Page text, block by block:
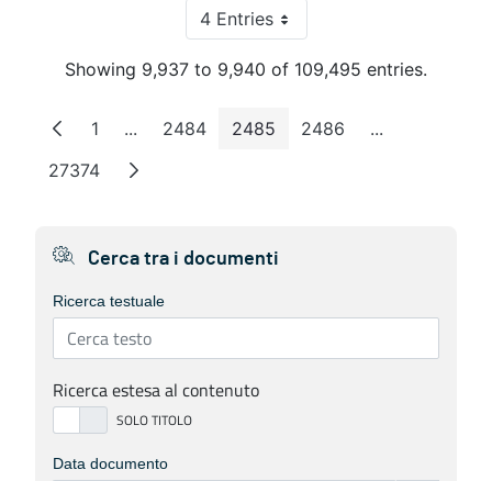
4 EntriesPer Page
Showing 9,937 to 9,940 of 109,495 entries.
Page
1 ...Intermediate Pages
Page
2484 Page
2485 Page
2486 ...Intermediate
Page
27374
Cerca tra i documenti
Ricerca testuale
Ricerca estesa al contenuto
Data documento